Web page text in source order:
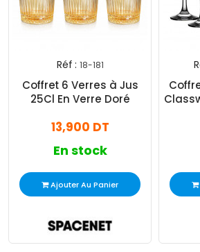
Réf : 18-181
Coffret 6 Verres à Jus
25Cl En Verre Doré
13,900 DT
En stock
Ajouter Au Panier